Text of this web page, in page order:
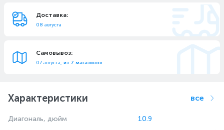
Доставка:
08 августа
Самовывоз:
07 августа, из 7 магазинов
Характеристики все
Диагональ, дюйм 10.9